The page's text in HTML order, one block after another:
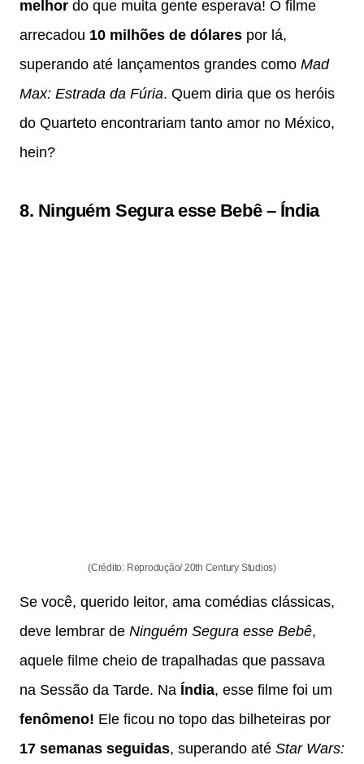
melhor do que muita gente esperava! O filme
arrecadou 10 milhões de dólares por lá,
superando até lançamentos grandes como Mad
Max: Estrada da Fúria. Quem diria que os heróis
do Quarteto encontrariam tanto amor no México,
hein?
8. Ninguém Segura esse Bebê– Índia
(Crédito: Reprodução/ 20th Century Studios)
Se você, querido leitor, ama comédias clássicas,
deve lembrar de Ninguém Segura esse Bebê,
aquele filme cheio de trapalhadas que passava
na Sessão da Tarde. Na Índia, esse filme foi um
fenômeno! Ele ficou no topo das bilheteiras por
17 semanas seguidas, superando até Star Wars: